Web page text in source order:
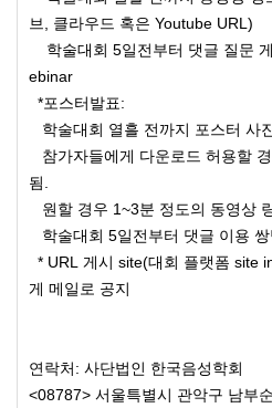
브, 클라우드 혹은 Youtube URL)
학술대회 5일전부터 댓글 질문
ebinar
*포스터발표:
학술대회 열흘 전까지 포스터 사
참가자들에게 다운로드 허용할
됨.
원할 경우 1~3분 정도의 동영상
학술대회 5일전부터 댓글 이용
* URL 게시 site(대회 플랫폼 site
게 메일로 공지
연락처: 사단법인 한국음성학회
<08787> 서울특별시 관악구 남부